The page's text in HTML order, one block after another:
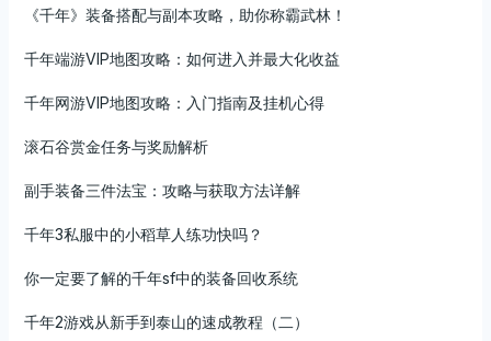
《千年》装备搭配与副本攻略，助你称霸武林！
千年端游VIP地图攻略：如何进入并最大化收益
千年网游VIP地图攻略：入门指南及挂机心得
滚石谷赏金任务与奖励解析
副手装备三件法宝：攻略与获取方法详解
千年3私服中的小稻草人练功快吗？
你一定要了解的千年sf中的装备回收系统
千年2游戏从新手到泰山的速成教程（二）